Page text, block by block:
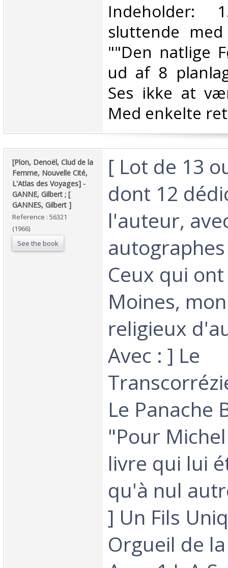
‎Indeholder:
sluttende
""Den natlige
ud af 8
Ses ikke at
Med enkelte
‎[Plon, Denoël, Clud de la
Femme, Nouvelle Cité,
L'Atlas des Voyages] - ‎
‎GANNE, Gilbert ; [
GANNES, Gilbert ]‎
Reference : 56321
(1966)
See the book
‎[ Lot de 13
dont 12
l'auteur,
Ceux qui
Moines,
religieux
Avec : ] Le
Le Panache
"Pour
livre qui lui
qu'à nul
] Un Fils
Orgueil de